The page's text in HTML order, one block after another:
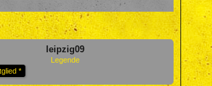
leipzig09
Legende
*